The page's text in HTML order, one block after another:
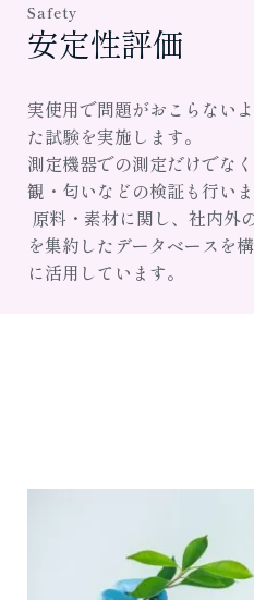
Safety
安定性評価
実使用で問題がおこらない
た試験を実施します。
測定機器での測定だけでな
観・匂いなどの検証も行いま
を集約したデータベースを
に活用しています。